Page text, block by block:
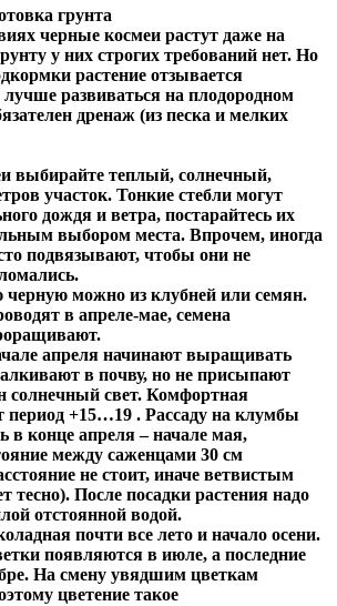
грунта
черные космеи растут даже на
у них строгих требований нет. Но
растение отзывается
лучше развиваться на плодородном
дренаж (из песка и мелких
выбирайте теплый, солнечный,
участок. Тонкие стебли могут
дождя и ветра, постарайтесь их
выбором места. Впрочем, иногда
подвязывают, чтобы они не
можно из клубней или семян.
в апреле-мае, семена
апреля начинают выращивать
в почву, но не присыпают
солнечный свет. Комфортная
период +15…19 . Рассаду на клумбы
в конце апреля – начале мая,
между саженцами 30 см
не стоит, иначе ветвистым
тесно). После посадки растения надо
отстоянной водой.
почти все лето и начало осени.
появляются в июле, а последние
На смену увядшим цветкам
цветение такое